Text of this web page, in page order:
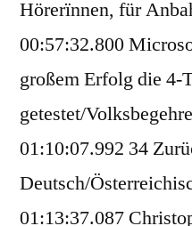
Hörerïnnen, für
00:57:32.800
großem Erfolg die 4-
getestet/
01:10:07.992 34
Deutsch/
01:13:37.087